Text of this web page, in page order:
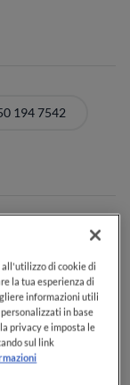
194 7542
caffè
di cookie di
la tua esperienza di
informazioni utili
in base
privacy e imposta le
sul link